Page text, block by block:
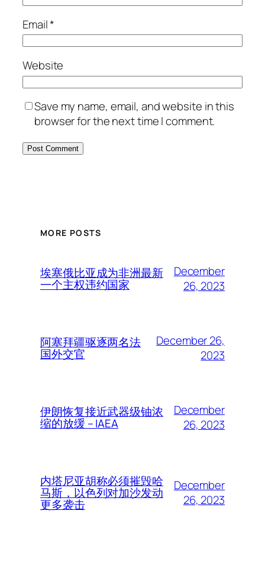
Email*
Website
Save my name, email, and website in this
browser for the next time I comment.
MORE POSTS
埃塞俄比亚成为非洲最新
一个主权违约国家
December
26, 2023
阿塞拜疆驱逐两名法
国外交官
December 26,
2023
伊朗恢复接近武器级铀浓
缩的放缓 – IAEA
December
26, 2023
内塔尼亚胡称必须摧毁哈
马斯，以色列对加沙发动
更多袭击
December
26, 2023